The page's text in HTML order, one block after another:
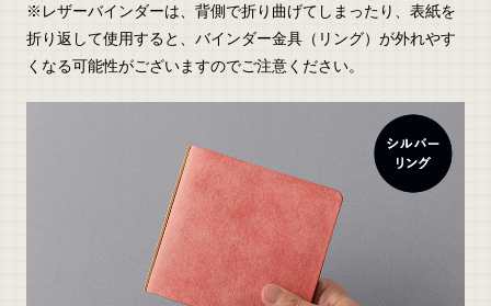
※レザーバインダーは、背側で折り曲げてしまったり、表紙を
折り返して使用すると、バインダー金具（リング）が外れやす
くなる可能性がございますのでご注意ください。